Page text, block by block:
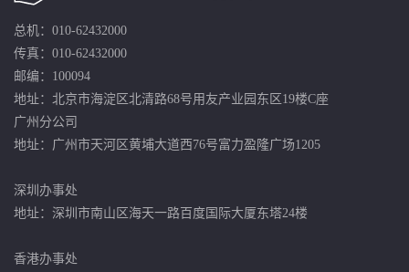
总机：010-62432000
传真：010-62432000
邮编：100094
地址：北京市海淀区北清路68号用友产业园东区19楼C座
广州分公司
地址：广州市天河区黄埔大道西76号富力盈隆广场1205
深圳办事处
地址：深圳市南山区海天一路百度国际大厦东塔24楼
香港办事处